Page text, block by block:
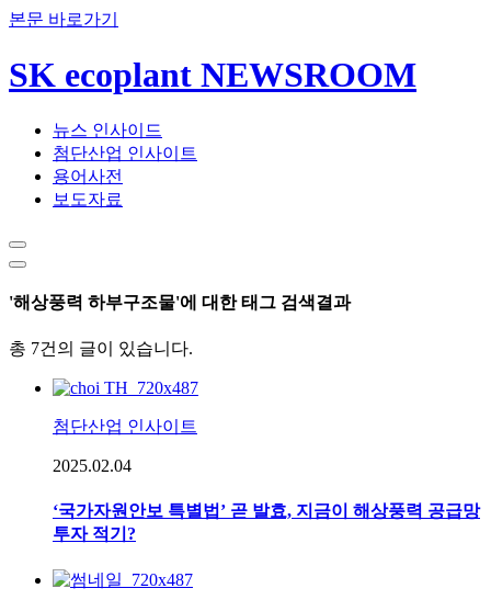
본문 바로가기
SK ecoplant NEWSROOM
뉴스 인사이드
첨단산업 인사이트
용어사전
보도자료
'해상풍력 하부구조물'에 대한 태그 검색결과
총 7건의 글이 있습니다.
첨단산업 인사이트
2025.02.04
‘국가자원안보 특별법’ 곧 발효, 지금이 해상풍력 공급망
투자 적기?